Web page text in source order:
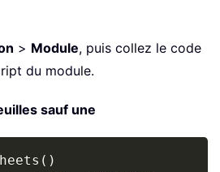
> Module, puis collez le code
du module.
sauf une
( )